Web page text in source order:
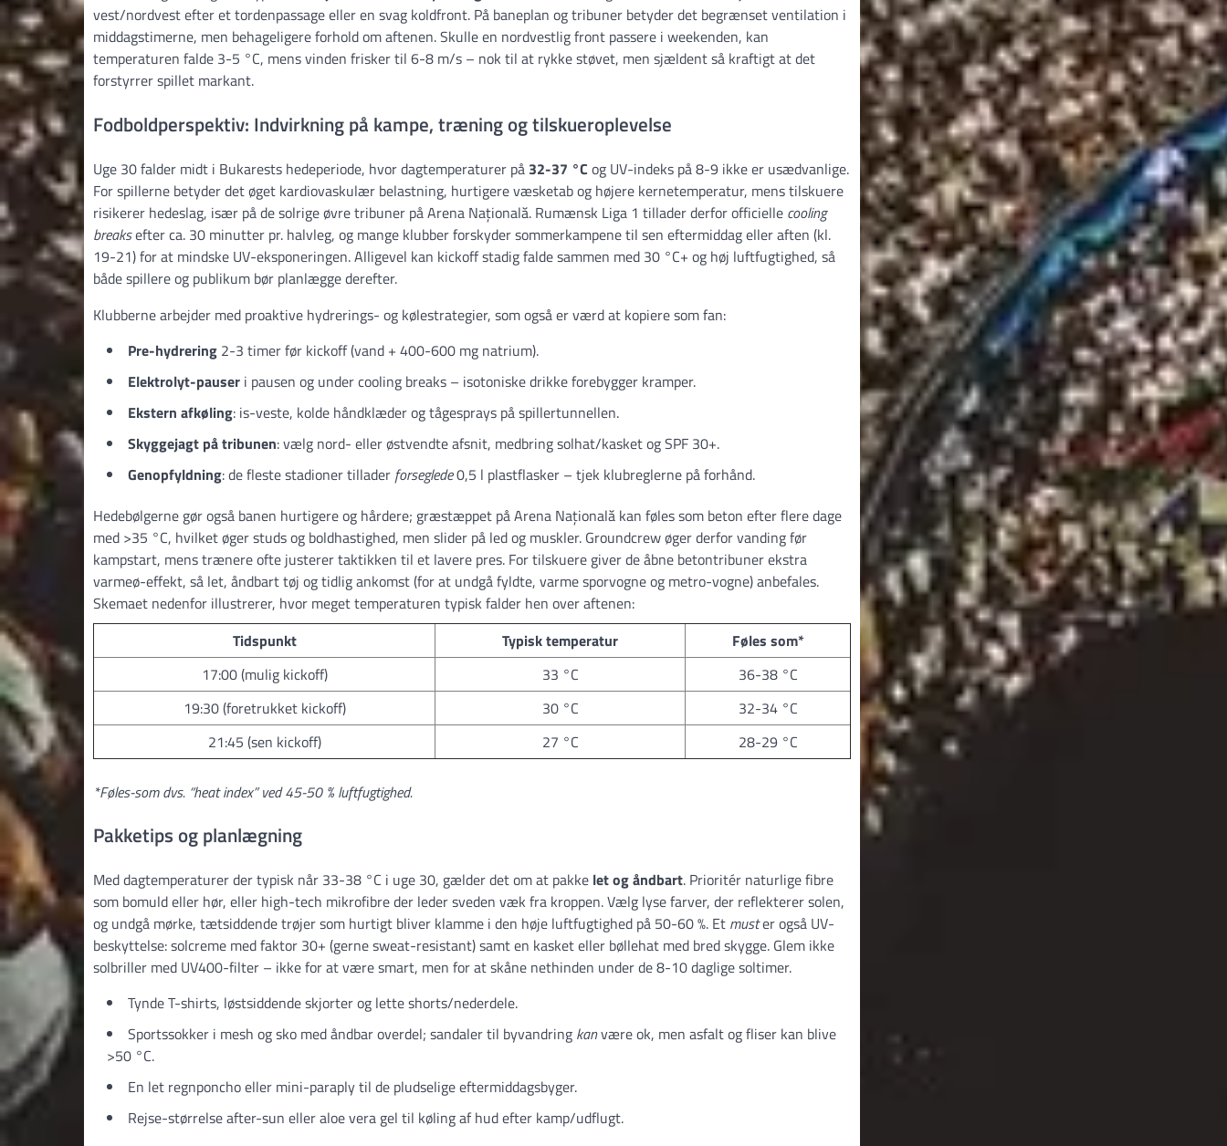
vest/nordvest efter et tordenpassage eller en svag koldfront. På baneplan og tribuner betyder det begrænset ventilation i
middagstimerne, men behageligere forhold om aftenen. Skulle en nordvestlig front passere i weekenden, kan
temperaturen falde 3-5 °C, mens vinden frisker til 6-8 m/s – nok til at rykke støvet, men sjældent så kraftigt at det
forstyrrer spillet markant.
Fodboldperspektiv: Indvirkning på kampe, træning og tilskueroplevelse
Uge 30 falder midt i Bukarests hedeperiode, hvor dagtemperaturer på 32-37 °C og UV-indeks på 8-9 ikke er usædvanlige.
For spillerne betyder det øget kardiovaskulær belastning, hurtigere væsketab og højere kerne­temperatur, mens tilskuere
risikerer hedeslag, især på de solrige øvre tribuner på Arena Națională. Rumænsk Liga 1 tillader derfor officielle cooling
breaksefter ca. 30 minutter pr. halvleg, og mange klubber forskyder sommerkampene til sen eftermiddag eller aften (kl.
19-21) for at mindske UV-eksponeringen. Alligevel kan kickoff stadig falde sammen med 30 °C+ og høj luftfugtighed, så
både spillere og publikum bør planlægge derefter.
Klubberne arbejder med proaktive hydrerings- og kølestrategier, som også er værd at kopiere som fan:
Pre-hydrering 2-3 timer før kickoff (vand + 400-600 mg natrium).
Elektrolyt-pauser i pausen og under cooling breaks – isotoniske drikke forebygger kramper.
Ekstern afkøling: is-veste, kolde håndklæder og tågesprays på spillertunnellen.
Skyggejagt på tribunen: vælg nord- eller østvendte afsnit, medbring solhat/kasket og SPF 30+.
Genopfyldning: de fleste stadioner tillader forseglede0,5 l plastflasker – tjek klubreglerne på forhånd.
Hedebølgerne gør også banen hurtigere og hårdere; græstæppet på Arena Națională kan føles som beton efter flere dage
med >35 °C, hvilket øger studs og boldhastighed, men slider på led og muskler. Groundcrew øger derfor vanding før
kampstart, mens trænere ofte justerer taktikken til et lavere pres. For tilskuere giver de åbne betontribuner ekstra
varmeø-effekt, så let, åndbart tøj og tidlig ankomst (for at undgå fyldte, varme sporvogne og metro-vogne) anbefales.
Skemaet nedenfor illustrerer, hvor meget temperaturen typisk falder hen over aftenen:
Tidspunkt
Typisk temperatur
Føles som*
17:00 (mulig kickoff)
33 °C
36-38 °C
19:30 (foretrukket kickoff)
30 °C
32-34 °C
21:45 (sen kickoff)
27 °C 28-29 °C
*Føles-som dvs. “heat index” ved 45-50 % luftfugtighed.
Pakketips og planlægning
Med dagtemperaturer der typisk når 33-38 °C i uge 30, gælder det om at pakke let og åndbart. Prioritér naturlige fibre
som bomuld eller hør, eller high-tech mikrofibre der leder sveden væk fra kroppen. Vælg lyse farver, der reflekterer solen,
og undgå mørke, tætsiddende trøjer som hurtigt bliver klamme i den høje luftfugtighed på 50-60 %. Et muster også UV-
beskyttelse: solcreme med faktor 30+ (gerne sweat-resistant) samt en kasket eller bøllehat med bred skygge. Glem ikke
solbriller med UV400-filter – ikke for at være smart, men for at skåne nethinden under de 8-10 daglige soltimer.
Tynde T-shirts, løstsiddende skjorter og lette shorts/nederdele.
Sportssokker i mesh og sko med åndbar overdel; sandaler til byvandring kanvære ok, men asfalt og fliser kan blive
>50 °C.
En let regnponcho eller mini-paraply til de pludselige eftermiddagsbyger.
Rejse-størrelse after-sun eller aloe vera gel til køling af hud efter kamp/udflugt.